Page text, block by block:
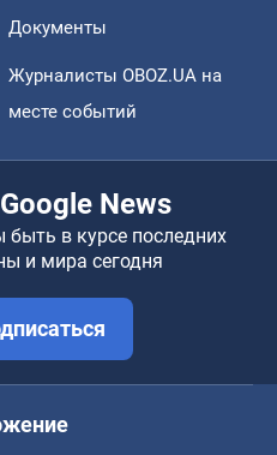
Документы
Журналисты OBOZ.UA на
месте событий
News
быть в курсе последних
и мира сегодня